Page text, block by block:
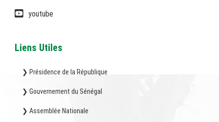
youtube
Liens Utiles
❯ Présidence de la République
❯ Gouvernement du Sénégal
❯ Assemblée Nationale